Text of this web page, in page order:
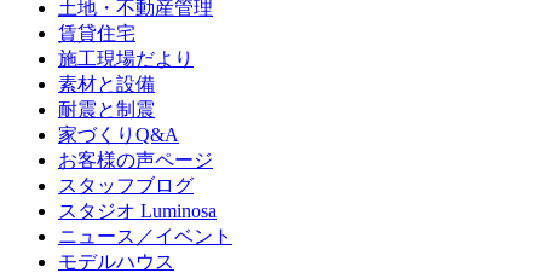
土地・不動産管理
賃貸住宅
施工現場だより
素材と設備
耐震と制震
家づくりQ&A
お客様の声ページ
スタッフブログ
スタジオ Luminosa
ニュース／イベント
モデルハウス